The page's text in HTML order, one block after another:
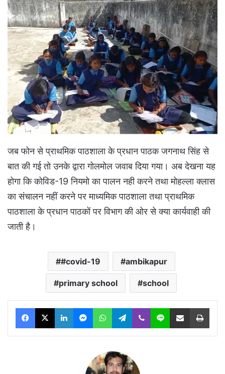
जब फोन से प्राथमिक पाठशाला के प्रधान पाठक जगनाथ सिंह से
बात की गई तो उनके द्वारा गोलमोल जवाब दिया गया। अब देखना यह
होगा कि कोविड-19 नियमो का पालन नही करने तथा मोहल्ला क्लास
का संचालन नहीं करने पर माध्यमिक पाठशाला तथा प्राथमिक
पाठशाला के प्रधान पाठकों पर विभाग की ओर से क्या कार्यवाही की
जाती है।
#covid-19 ambikapur
primary school school
Facebook
X LinkedInMessengerWhatsAppTelegram
Viber Line Share via Email Print